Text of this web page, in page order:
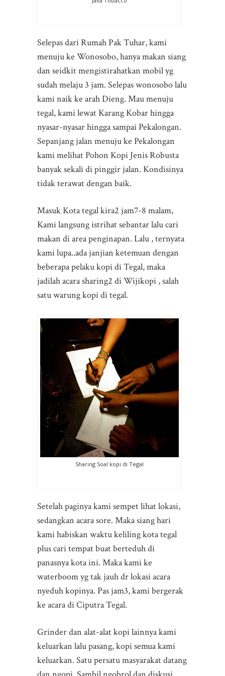
Selepas dari Rumah Pak Tuhar, kami
menuju ke Wonosobo, hanya makan siang
dan seidkit mengistirahatkan mobil yg
sudah melaju 3 jam. Selepas wonosobo lalu
kami naik ke arah Dieng. Mau menuju
tegal, kami lewat Karang Kobar hingga
nyasar-nyasar hingga sampai Pekalongan.
Sepanjang jalan menuju ke Pekalongan
kami melihat Pohon Kopi Jenis Robusta
banyak sekali di pinggir jalan. Kondisinya
tidak terawat dengan baik.
Masuk Kota tegal kira2 jam7-8 malam,
Kami langsung istrihat sebantar lalu cari
makan di area penginapan. Lalu , ternyata
kami lupa..ada janjian ketemuan dengan
beberapa pelaku kopi di Tegal, maka
jadilah acara sharing2 di Wijikopi , salah
satu warung kopi di tegal.
Sharing Soal kopi di Tegal
Setelah paginya kami sempet lihat lokasi,
sedangkan acara sore. Maka siang hari
kami habiskan waktu keliling kota tegal
plus cari tempat buat berteduh di
panasnya kota ini. Maka kami ke
waterboom yg tak jauh dr lokasi acara
nyeduh kopinya. Pas jam3, kami bergerak
ke acara di Ciputra Tegal.
Grinder dan alat-alat kopi lainnya kami
keluarkan lalu pasang, kopi semua kami
keluarkan. Satu persatu masyarakat datang